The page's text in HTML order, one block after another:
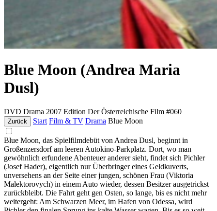
Blue Moon (Andrea Maria
Dusl)
DVD Drama 2007 Edition Der Österreichische Film #060
Zurück Start Film & TV Drama Blue Moon
Blue Moon, das Spielfilmdebüt von Andrea Dusl, beginnt in
Großenzersdorf am leeren Autokino-Parkplatz. Dort, wo man
gewöhnlich erfundene Abenteuer anderer sieht, findet sich Pichler
(Josef Hader), eigentlich nur Überbringer eines Geldkuverts,
unversehens an der Seite einer jungen, schönen Frau (Viktoria
Malektorovych) in einem Auto wieder, dessen Besitzer ausgetrickst
zurückbleibt. Die Fahrt geht gen Osten, so lange, bis es nicht mehr
weitergeht: Am Schwarzen Meer, im Hafen von Odessa, wird